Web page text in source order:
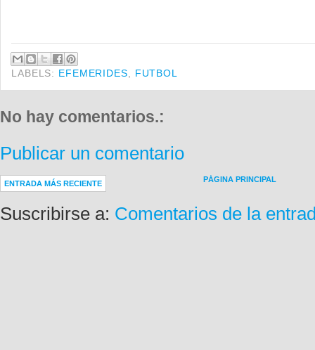
LABELS: EFEMERIDES FUTBOL
No hay comentarios.:
Publicar un comentario
ENTRADA MÁS RECIENTE PÁGINA PRINCIPAL
Suscribirse a: Comentarios de la